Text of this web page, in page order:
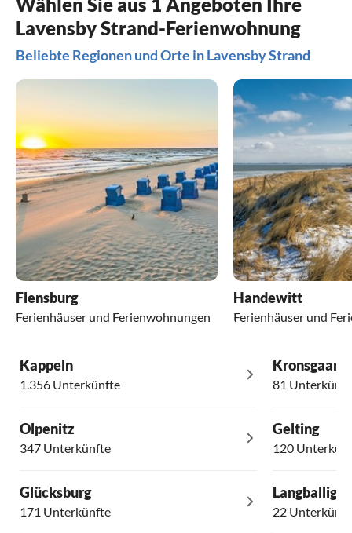
Wählen Sie aus 1 Angeboten Ihre
Lavensby Strand-Ferienwohnung
Beliebte Regionen und Orte in Lavensby Strand
Flensburg
Ferienhäuser und Ferienwohnungen
Handewitt
Ferienhäuser und
Kappeln
1.356 Unterkünfte
Olpenitz
347 Unterkünfte
Glücksburg
171 Unterkünfte
Kronsgaard
81
Gelting
120
Langballig
22